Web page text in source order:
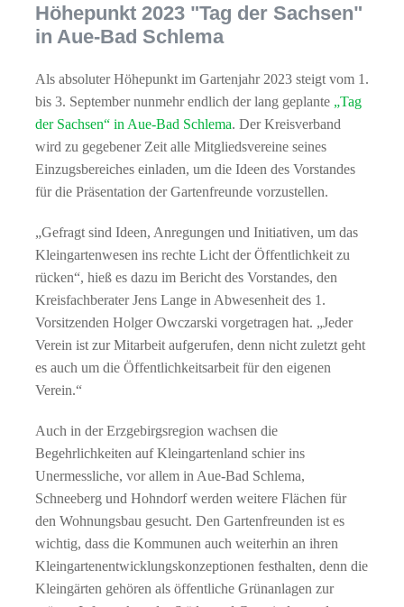
Höhepunkt 2023 "Tag der Sachsen"
in Aue-Bad Schlema
Als absoluter Höhepunkt im Gartenjahr 2023 steigt vom 1.
bis 3. September nunmehr endlich der lang geplante „Tag
der Sachsen“ in Aue-Bad Schlema. Der Kreisverband
wird zu gegebener Zeit alle Mitgliedsvereine seines
Einzugsbereiches einladen, um die Ideen des Vorstandes
für die Präsentation der Gartenfreunde vorzustellen.
„Gefragt sind Ideen, Anregungen und Initiativen, um das
Kleingartenwesen ins rechte Licht der Öffentlichkeit zu
rücken“, hieß es dazu im Bericht des Vorstandes, den
Kreisfachberater Jens Lange in Abwesenheit des 1.
Vorsitzenden Holger Owczarski vorgetragen hat. „Jeder
Verein ist zur Mitarbeit aufgerufen, denn nicht zuletzt geht
es auch um die Öffentlichkeitsarbeit für den eigenen
Verein.“
Auch in der Erzgebirgsregion wachsen die
Begehrlichkeiten auf Kleingartenland schier ins
Unermessliche, vor allem in Aue-Bad Schlema,
Schneeberg und Hohndorf werden weitere Flächen für
den Wohnungsbau gesucht. Den Gartenfreunden ist es
wichtig, dass die Kommunen auch weiterhin an ihren
Kleingartenentwicklungskonzeptionen festhalten, denn die
Kleingärten gehören als öffentliche Grünanlagen zur